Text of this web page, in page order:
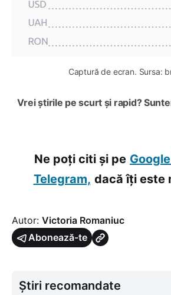
Captură de ecran. Sursa:
Vrei știrile pe scurt și rapid?
Ne poți citi și pe
Telegram, dacă îți este
Autor: Victoria Romaniuc
Abonează-te
Știri recomandate